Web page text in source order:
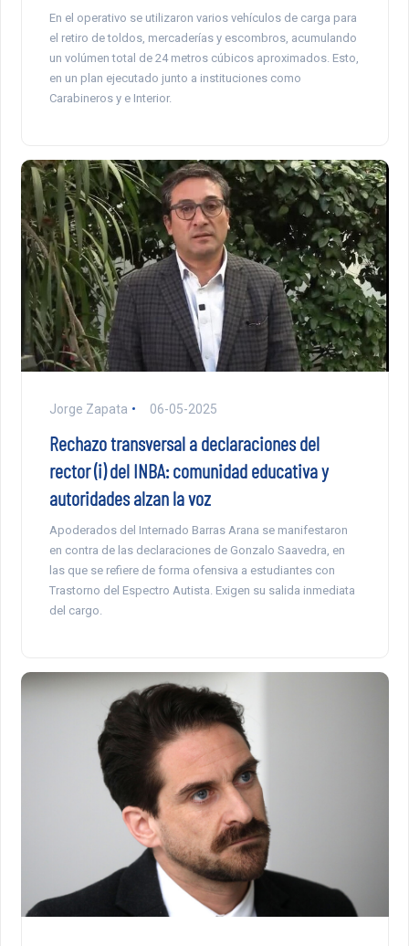
En el operativo se utilizaron varios vehículos de carga para
el retiro de toldos, mercaderías y escombros, acumulando
un volúmen total de 24 metros cúbicos aproximados. Esto,
en un plan ejecutado junto a instituciones como
Carabineros y e Interior.
Jorge Zapata 06-05-2025
Rechazo transversal a declaraciones del
rector (i) del INBA: comunidad educativa y
autoridades alzan la voz
Apoderados del Internado Barras Arana se manifestaron
en contra de las declaraciones de Gonzalo Saavedra, en
las que se refiere de forma ofensiva a estudiantes con
Trastorno del Espectro Autista. Exigen su salida inmediata
del cargo.